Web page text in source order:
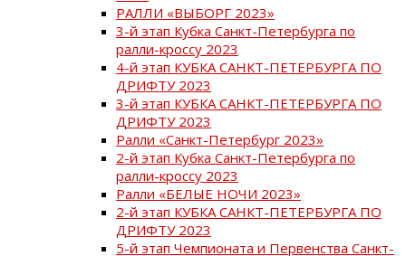
РАЛЛИ «ВЫБОРГ 2023»
3-й этап Кубка Санкт-Петербурга по
ралли-кроссу 2023
4-й этап КУБКА САНКТ-ПЕТЕРБУРГА ПО
ДРИФТУ 2023
3-й этап КУБКА САНКТ-ПЕТЕРБУРГА ПО
ДРИФТУ 2023
Ралли «Санкт-Петербург 2023»
2-й этап Кубка Санкт-Петербурга по
ралли-кроссу 2023
Ралли «БЕЛЫЕ НОЧИ 2023»
2-й этап КУБКА САНКТ-ПЕТЕРБУРГА ПО
ДРИФТУ 2023
5-й этап Чемпионата и Первенства Санкт-